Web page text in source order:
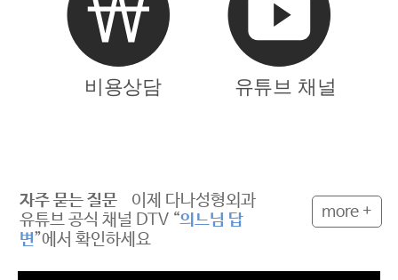
자주 묻는 질문
이제 다나성형외과
유튜브 공식 채널 DTV “의느님 답
변”에서 확인하세요
more +